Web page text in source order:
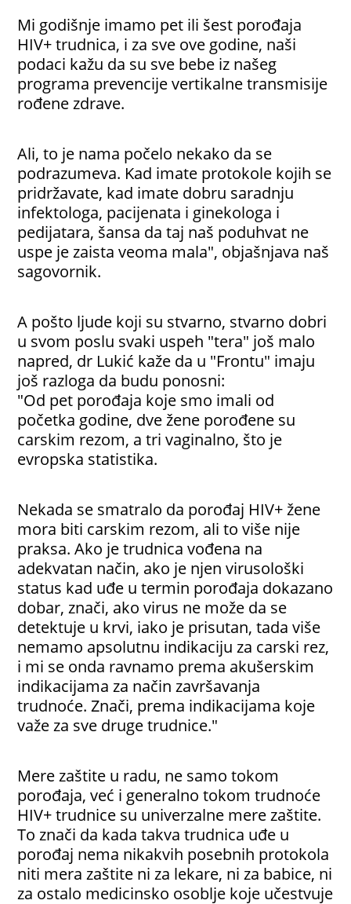
Mi godišnje imamo pet ili šest porođaja
HIV+ trudnica, i za sve ove godine, naši
podaci kažu da su sve bebe iz našeg
programa prevencije vertikalne transmisije
rođene zdrave.
Ali, to je nama počelo nekako da se
podrazumeva. Kad imate protokole kojih se
pridržavate, kad imate dobru saradnju
infektologa, pacijenata i ginekologa i
pedijatara, šansa da taj naš poduhvat ne
uspe je zaista veoma mala", objašnjava naš
sagovornik.
A pošto ljude koji su stvarno, stvarno dobri
u svom poslu svaki uspeh "tera" još malo
napred, dr Lukić kaže da u "Frontu" imaju
još razloga da budu ponosni:
"Od pet porođaja koje smo imali od
početka godine, dve žene porođene su
carskim rezom, a tri vaginalno, što je
evropska statistika.
Nekada se smatralo da porođaj HIV+ žene
mora biti carskim rezom, ali to više nije
praksa. Ako je trudnica vođena na
adekvatan način, ako je njen virusološki
status kad uđe u termin porođaja dokazano
dobar, znači, ako virus ne može da se
detektuje u krvi, iako je prisutan, tada više
nemamo apsolutnu indikaciju za carski rez,
i mi se onda ravnamo prema akušerskim
indikacijama za način završavanja
trudnoće. Znači, prema indikacijama koje
važe za sve druge trudnice."
Mere zaštite u radu, ne samo tokom
porođaja, već i generalno tokom trudnoće
HIV+ trudnice su univerzalne mere zaštite.
To znači da kada takva trudnica uđe u
porođaj nema nikakvih posebnih protokola
niti mera zaštite ni za lekare, ni za babice, ni
za ostalo medicinsko osoblje koje učestvuje